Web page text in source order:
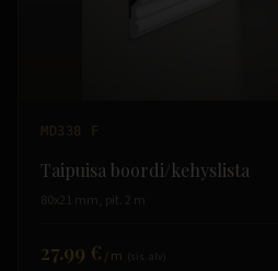
MD338 F
Taipuisa boordi/kehyslista
80x21 mm, pit. 2 m
27.99 € /m